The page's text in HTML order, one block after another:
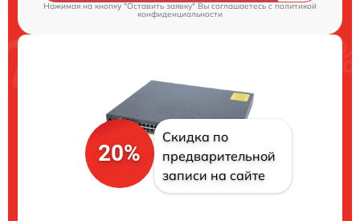
Нажимая на кнопку "Оставить заявку" Вы соглашаетесь cполитикой
конфиденциальности
20%
Скидка по
предварительной
записи на сайте